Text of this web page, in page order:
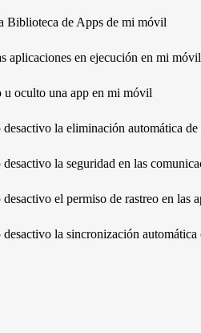
Biblioteca de Apps de mi móvil
aplicaciones en ejecución en mi móvil
u oculto una app en mi móvil
la eliminación automática de
la seguridad en las
el permiso de rastreo en las
la sincronización